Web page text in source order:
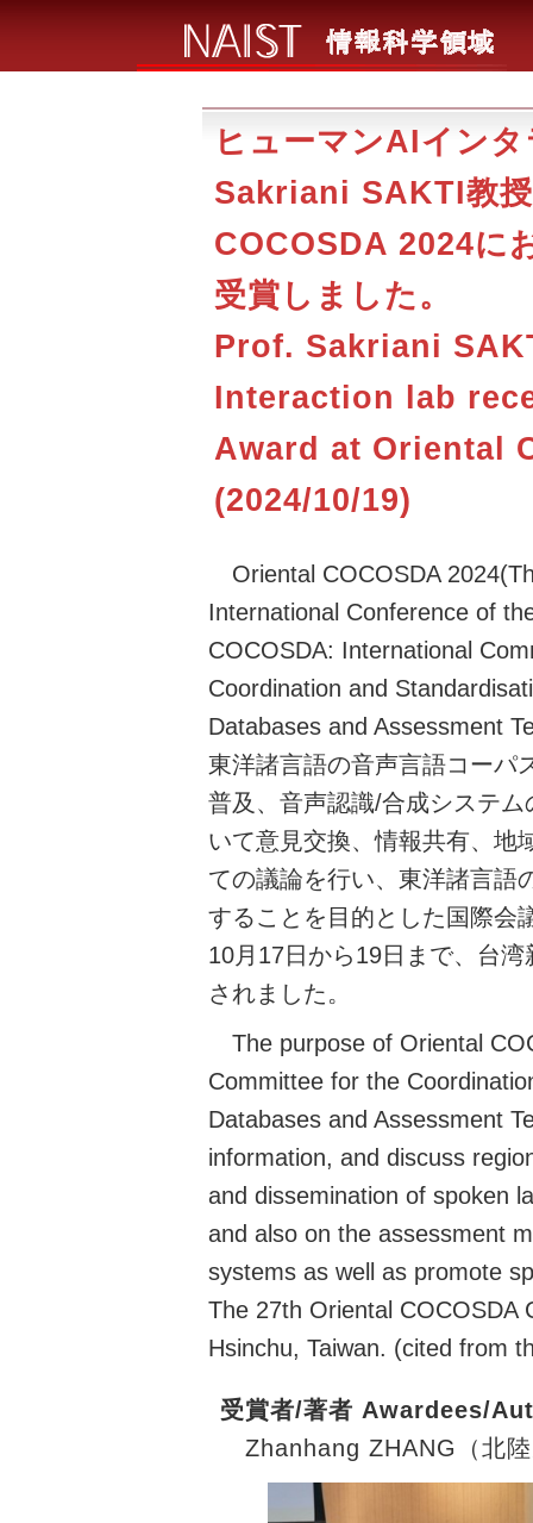
ヒューマンAIイン
Sakriani SAKTI教
COCOSDA 2024に
受賞しました。
Prof. Sakriani
Interaction lab
Award at Oriental
(2024/10/19)
Oriental COCOSDA
International Conference of
COCOSDA: International
Coordination and
Databases and Assessment
東洋諸言語の音声言語コーパ
普及、音声認識/合成システム
いて意見交換、情報共有、地
ての議論を行い、東洋諸言語
することを目的とした国際会
10月17日から19日まで、台
されました。
The purpose of Oriental
Committee for the
Databases and Assessment
information, and discuss
and dissemination of spoken
and also on the assessment
systems as well as promote
The 27th Oriental COCOSDA
Hsinchu, Taiwan. (cited from
受賞者/著者 Awardees/
Zhanhang ZHANG（北